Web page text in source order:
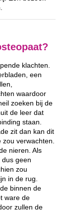
klachten.
een
waardoor
zoeken bij de
de leer dat
staan.
zit dan kan dit
verwachten.
nieren. Als
geen
zou
in de rug.
binnen de
ware de
zullen de